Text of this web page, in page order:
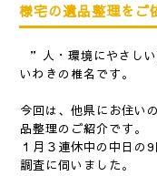
様宅の遺品整理をご
”人・環境にやさし
いわきの椎名です。
今回は、他県にお住い
品整理のご紹介です。
１月３連休中の中日の
調査に伺いました。